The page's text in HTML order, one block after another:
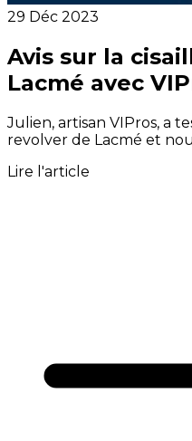
29 Déc 2023
Avis sur la
Lacmé avec
Julien, artisan VIPros, a
revolver de Lacmé et
Lire l'article